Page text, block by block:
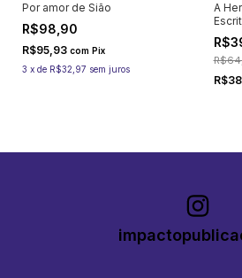
Por amor de Sião
R$98,90
R$95,93 com Pix
3 x de R$32,97 sem juros
A